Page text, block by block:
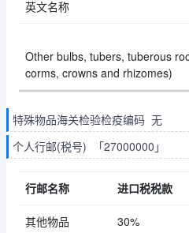
英文名称
Other bulbs, tubers, tuberous
corms, crowns and rhizomes)
特殊物品海关检验检疫编码 无
个人行邮(税号) 「27000000」
行邮名称 进口税税款
其他物品 30%